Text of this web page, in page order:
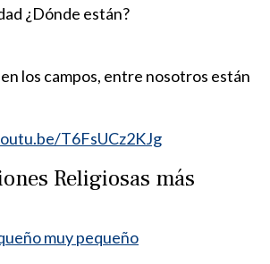
¿Dónde están?
los campos, entre nosotros están
T6FsUCz2KJg
Religiosas más
muy pequeño